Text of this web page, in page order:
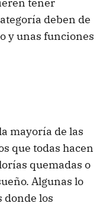
deben de
y unas funciones
mayoría de las
que todas hacen
quemadas o
Algunas lo
donde los